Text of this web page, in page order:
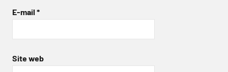
E-mail *
Site web